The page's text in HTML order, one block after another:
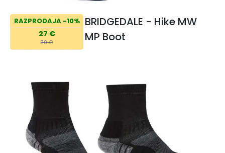
RAZPRODAJA -10%
27 €
30 €
BRIDGEDALE - Hike MW
MP Boot